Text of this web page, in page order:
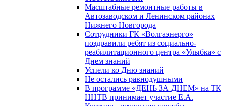
Масштабные ремонтные работы в
Автозаводском и Ленинском районах
Нижнего Новгорода
Сотрудники ГК «Волгаэнерго»
поздравили ребят из социально-
реабилитационного центра «Улыбка» с
Днем знаний
Успели ко Дню знаний
Не остались равнодушными
В программе «ДЕНЬ ЗА ДНЕМ» на ТК
ННТВ принимает участие Е.А.